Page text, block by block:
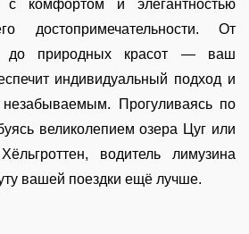
комфортом и элегантностью
достопримечательности. От
до природных красот — ваш
индивидуальный подход и
Прогуливаясь по
великолепием озера Цуг или
водитель лимузина
вашей поездки ещё лучше.